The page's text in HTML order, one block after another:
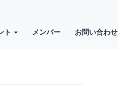
ト メンバー お問い合わせ